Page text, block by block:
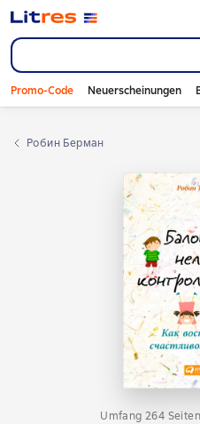
Promo-Code Neuerscheinungen
Робин Берман
Umfang 264 Seiten